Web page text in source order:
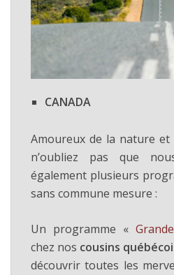
CANADA
Amoureux de la nature et
n’oubliez pas que
également plusieurs
sans commune mesure :
Un programme «
chez nos cousins
découvrir toutes les